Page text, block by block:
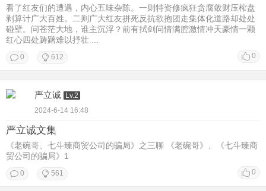
看了红友们的遭遇，内心五味杂陈。一则特资修疯狂贪腐敛财压榨盘
剥算计广大百姓。二则广大红友拼死反抗欲抱团走集体化道路却处处
碰壁。问苍茫大地，谁主沉浮？前有拭剑问情满腔激情冲天豪情一颗
红心四处踌躇难以抒壮 ...
0
0 612
严立诚
Lv.2
2024-6-14 16:48
严立诚文集
《老碗哥、七斗臻商贸公司的骗局》之三聊 《老碗哥》、《七斗臻商
贸公司的骗局》1
0
0 561